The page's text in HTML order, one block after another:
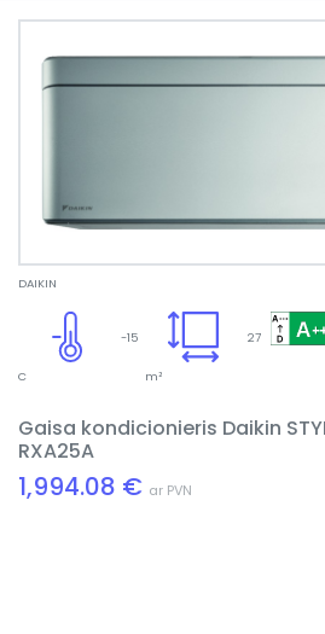
DAIKIN
27
m²
-15
C
Gaisa kondicionieris Daikin
RXA25A
1,994.08 € ar PVN